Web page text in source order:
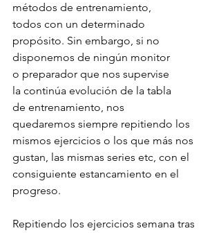
métodos de entrenamiento,
todos con un determinado
propósito. Sin embargo, si no
disponemos de ningún monitor
o preparador que nos supervise
la continúa evolución de la tabla
de entrenamiento, nos
quedaremos siempre repitiendo los
mismos ejercicios o los que más nos
gustan, las mismas series etc, con el
consiguiente estancamiento en el
progreso.
Repitiendo los ejercicios semana tras